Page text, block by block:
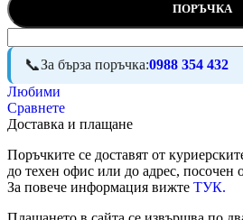
ПОРЪЧКА
За бърза поръчка:0988 354 432
Любими
Сравнете
Доставка и плащане
Поръчките се доставят от
до техен офис или до адрес, посочен
За повече информация вижте ТУК.